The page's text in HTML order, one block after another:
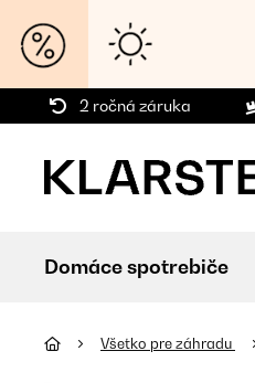
2 ročná záruka
Domáce spotrebiče
Všetko pre záhradu